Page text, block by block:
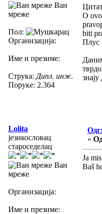
Ван
мреже
Пол:
Организација:
Име и презиме:
Струка: Дипл. инж.
Поруке: 2.364
O
biti
Плус
знају
Lolita
језикословац
староседелац
Ван
мреже
Организација:
Име и презиме:
«
Ja
Baš